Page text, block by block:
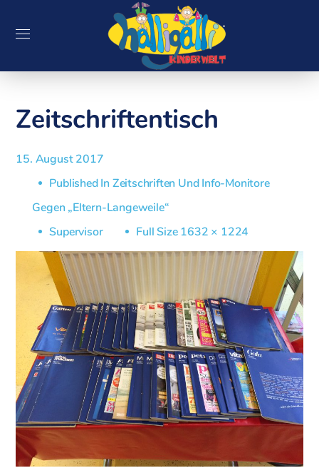
Zeitschriftentisch
15. August 2017
Published InZeitschriften Und Info-Monitore
Gegen „Eltern-Langeweile“
Supervisor
Full Size 1632 × 1224